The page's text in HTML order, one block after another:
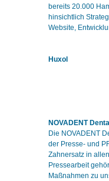
bereits 20.000
hinsichtlich
Website,
Huxol
NOVADENT
Die NOVADENT
der Presse- und
Zahnersatz in
Pressearbeit
Maßnahmen zu